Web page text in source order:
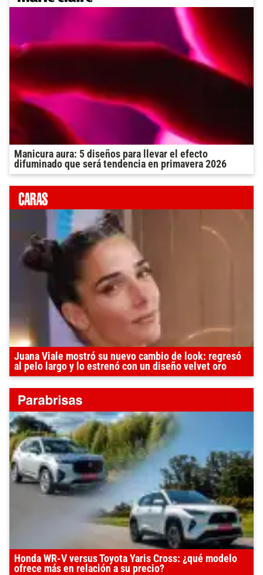
Manicura aura: 5 diseños para llevar el efecto
difuminado que será tendencia en primavera 2026
Juana Viale mostró su nuevo cambio de look: regresó
al pelo largo y lo estrenó con un diseño velvet oro
Honda WR-V versus Toyota Yaris Cross: ¿qué modelo
ofrece más en relación a su precio?